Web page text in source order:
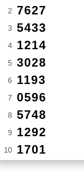
2 7627
3 5433
4 1214
5 3028
6 1193
7 0596
8 5748
9 1292
10 1701